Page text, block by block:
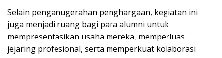
Selain penganugerahan penghargaan, kegiatan ini
juga menjadi ruang bagi para alumni untuk
mempresentasikan usaha mereka, memperluas
jejaring profesional, serta memperkuat kolaborasi